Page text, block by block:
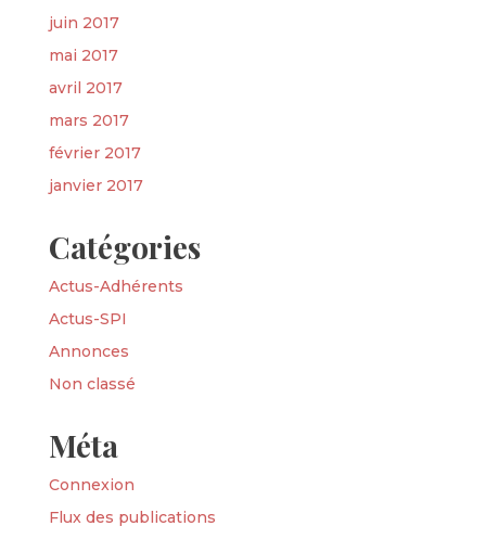
juin 2017
mai 2017
avril 2017
mars 2017
février 2017
janvier 2017
Catégories
Actus-Adhérents
Actus-SPI
Annonces
Non classé
Méta
Connexion
Flux des publications